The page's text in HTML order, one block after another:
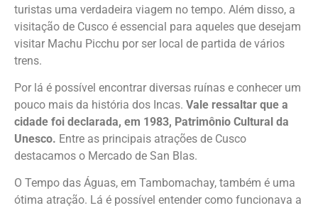
turistas uma verdadeira viagem no tempo. Além disso, a
visitação de Cusco é essencial para aqueles que desejam
visitar Machu Picchu por ser local de partida de vários
trens.
Por lá é possível encontrar diversas ruínas e conhecer um
pouco mais da história dos Incas. Vale ressaltar que a
cidade foi declarada, em 1983, Patrimônio Cultural da
Unesco. Entre as principais atrações de Cusco
destacamos o Mercado de San Blas.
O Tempo das Águas, em Tambomachay, também é uma
ótima atração. Lá é possível entender como funcionava a